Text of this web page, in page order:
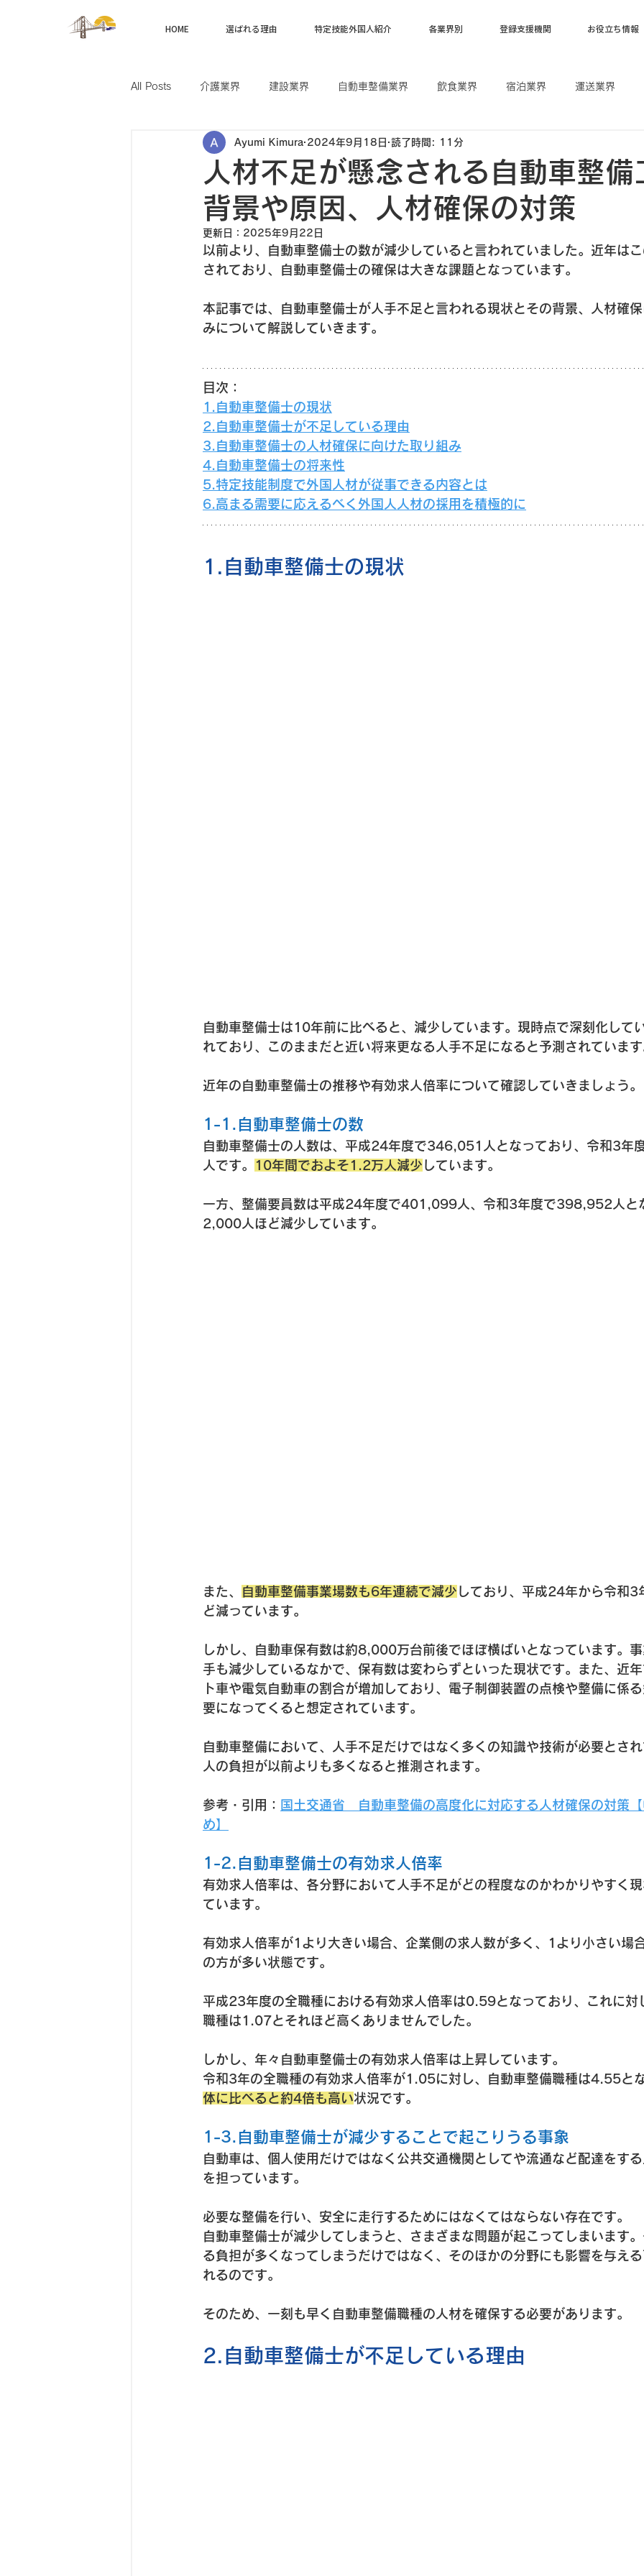
HOME 選ばれる理由 特定技能外国人紹介 各業界別 登録支援機関 お役立ち情報
All Posts 介護業界 建設業界 自動車整備業界 飲食業界 宿泊業界 運送業界
航空業界 農業 漁業 ベトナム
人材不足が懸念される自動車整備
背景や原因、人材確保の対策
Ayumi Kimura 2024年9月18日 読了時間: 11分
更新日： 2025年9月22日
以前より、自動車整備士の数が減少していると言われていました。近年は
されており、自動車整備士の確保は大きな課題となっています。
本記事では、自動車整備士が人手不足と言われる現状とその背景、人材確
みについて解説していきます。
目次：
1.自動車整備士の現状
2.自動車整備士が不足している理由
3.自動車整備士の人材確保に向けた取り組み
4.自動車整備士の将来性
5.特定技能制度で外国人材が従事できる内容とは
6.高まる需要に応えるべく外国人人材の採用を積極的に
1.自動車整備士の現状
自動車整備士は10年前に比べると、減少しています。現時点で深刻化して
れており、このままだと近い将来更なる人手不足になると予測されています
近年の自動車整備士の推移や有効求人倍率について確認していきましょう。
1-1.自動車整備士の数
自動車整備士の人数は、平成24年度で346,051人となっており、令和3年
人です。
10年間でおよそ1.2万人減少 しています。
一方、整備要員数は平成24年度で401,099人、令和3年度で398,952人と
2,000人ほど減少しています。
また、 自動車整備事業場数も6年連続で減少 しており、平成24年から令和
ど減っています。
しかし、自動車保有数は約8,000万台前後でほぼ横ばいとなっています。事
手も減少しているなかで、保有数は変わらずといった現状です。また、近
ト車や電気自動車の割合が増加しており、電子制御装置の点検や整備に係
要になってくると想定されています。
自動車整備において、人手不足だけではなく多くの知識や技術が必要とさ
人の負担が以前よりも多くなると推測されます。
参考・引用：
国土交通省　自動車整備の高度化に対応する人材確保の対策
め】
1-2.自動車整備士の有効求人倍率
有効求人倍率は、各分野において人手不足がどの程度なのかわかりやすく
ています。
有効求人倍率が1より大きい場合、企業側の求人数が多く、1より小さい場
の方が多い状態です。
平成23年度の全職種における有効求人倍率は0.59となっており、これに対
職種は1.07とそれほど高くありませんでした。
しかし、年々自動車整備士の有効求人倍率は上昇しています。
令和3年の全職種の有効求人倍率が1.05に対し、自動車整備職種は4.55とな
体に比べると約4倍も高い状況です。
1-3.自動車整備士が減少することで起こりうる事象
自動車は、個人使用だけではなく公共交通機関としてや流通など配達をする
を担っています。
必要な整備を行い、安全に走行するためにはなくてはならない存在です。
自動車整備士が減少してしまうと、さまざまな問題が起こってしまいます
る負担が多くなってしまうだけではなく、そのほかの分野にも影響を与え
れるのです。
そのため、一刻も早く自動車整備職種の人材を確保する必要があります。
2.自動車整備士が不足している理由